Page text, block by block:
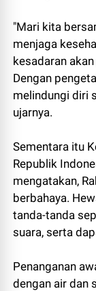
"Mari kita
menjaga
kesadaran
Dengan
melindungi diri
ujarnya.
Sementara itu
Republik
mengatakan,
berbahaya.
tanda-tanda
suara, serta
Penanganan
dengan air dan